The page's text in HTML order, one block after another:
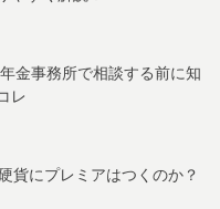
金事務所で相談する前に知
レ
貨にプレミアはつくのか？